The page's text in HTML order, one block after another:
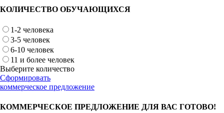
КОЛИЧЕСТВО ОБУЧАЮЩИХСЯ
1-2 человека
3-5 человек
6-10 человек
11 и более человек
Выберите количество
Сформировать
коммерческое предложение
КОММЕРЧЕСКОЕ ПРЕДЛОЖЕНИЕ ДЛЯ ВАС ГОТОВО!